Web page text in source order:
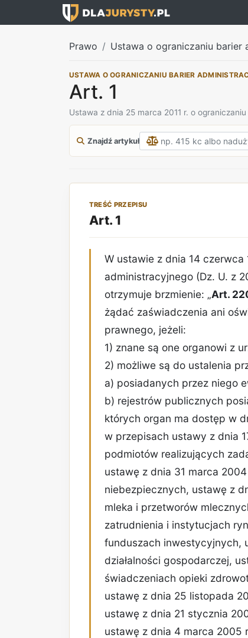
Prawo Ustawa o ograniczaniu barier
USTAWA O OGRANICZANIU BARIER
Art. 1
Ustawa z dnia 25 marca 2011 r. o
Znajdź artykuł
TREŚĆ PRZEPISU
Art. 1
W ustawie z dnia 14
administracyjnego (Dz. U. z
otrzymuje brzmienie: „Art.
żądać zaświadczenia ani
prawnego, jeżeli:
1) znane są one organowi z
2) możliwe są do ustalenia
a) posiadanych przez niego
b) rejestrów publicznych
których organ ma dostęp w
w przepisach ustawy z dnia
podmiotów realizujących
ustawę z dnia 31 marca
niebezpiecznych, ustawę z
mleka i przetworów
zatrudnienia i instytucjach
funduszach inwestycyjnych,
działalności gospodarczej,
świadczeniach opieki
ustawę z dnia 25 listopada
ustawę z dnia 21 stycznia
ustawę z dnia 4 marca 2005